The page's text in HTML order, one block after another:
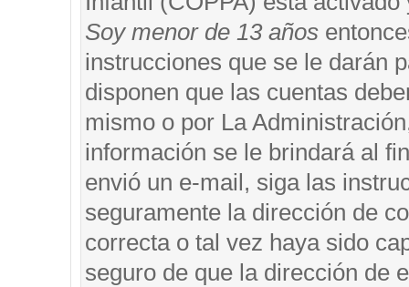
Soy menor de 13 años
instrucciones que se le darán
disponen que las cuentas
mismo o por La
información se le brindará al
envió un e-mail, siga las
seguramente la dirección de
correcta o tal vez haya sido
seguro de que la dirección de